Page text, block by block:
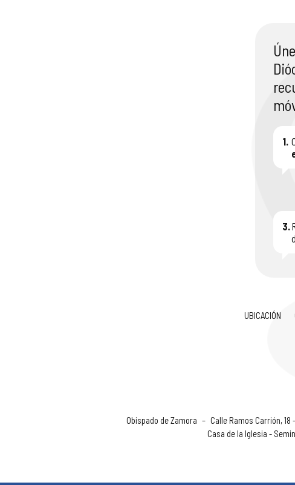
1.
3.
UBICACIÓN
Obispado de Zamora – Calle Ramos Carrión, 18
Casa de la Iglesia -